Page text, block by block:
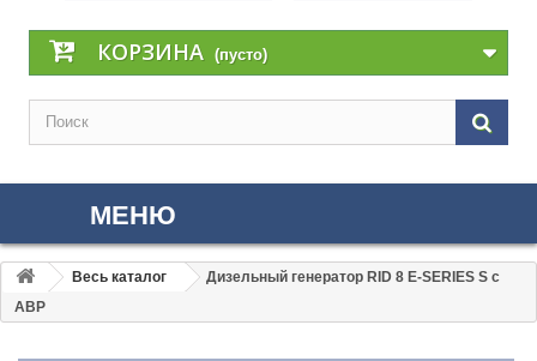
КОРЗИНА (пусто)
МЕНЮ
Весь каталог
Дизельный генератор RID 8 E-SERIES S с
АВР